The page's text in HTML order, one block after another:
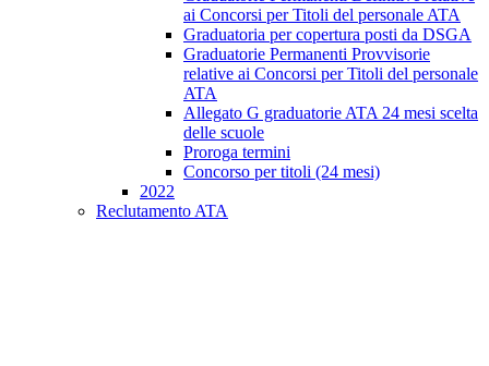
ai Concorsi per Titoli del personale ATA
Graduatoria per copertura posti da DSGA
Graduatorie Permanenti Provvisorie
relative ai Concorsi per Titoli del personale
ATA
Allegato G graduatorie ATA 24 mesi scelta
delle scuole
Proroga termini
Concorso per titoli (24 mesi)
2022
Reclutamento ATA